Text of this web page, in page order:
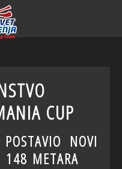
CUP
NOVI
148 METARA